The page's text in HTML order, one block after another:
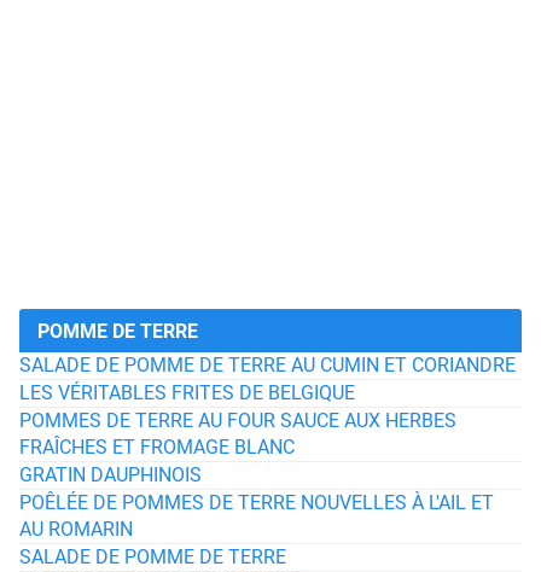
POMME DE TERRE
SALADE DE POMME DE TERRE AU CUMIN ET CORIANDRE
LES VÉRITABLES FRITES DE BELGIQUE
POMMES DE TERRE AU FOUR SAUCE AUX HERBES
FRAÎCHES ET FROMAGE BLANC
GRATIN DAUPHINOIS
POÊLÉE DE POMMES DE TERRE NOUVELLES À L'AIL ET
AU ROMARIN
SALADE DE POMME DE TERRE